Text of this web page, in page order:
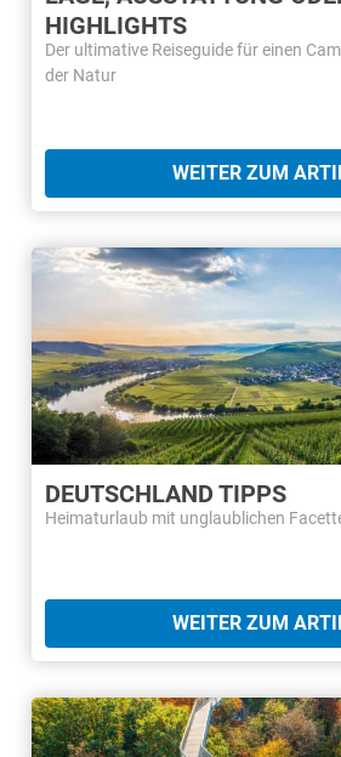
HIGHLIGHTS
Der ultimative Reiseguide für einen
der Natur
WEITER ZUM
DEUTSCHLAND TIPPS
Heimaturlaub mit unglaublichen
WEITER ZUM